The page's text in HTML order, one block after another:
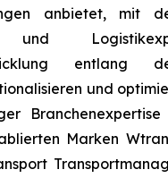
anbietet, mit
und
entlang
und
Marken